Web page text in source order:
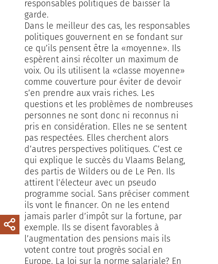
responsables politiques de baisser la
garde.
Dans le meilleur des cas, les responsables
politiques gouvernent en se fondant sur
ce qu’ils pensent être la «moyenne». Ils
espèrent ainsi récolter un maximum de
voix. Ou ils utilisent la «classe moyenne»
comme couverture pour éviter de devoir
s’en prendre aux vrais riches. Les
questions et les problèmes de nombreuses
personnes ne sont donc ni reconnus ni
pris en considération. Elles ne se sentent
pas respectées. Elles cherchent alors
d’autres perspectives politiques. C’est ce
qui explique le succès du Vlaams Belang,
des partis de Wilders ou de Le Pen. Ils
attirent l’électeur avec un pseudo
programme social. Sans préciser comment
ils vont le financer. On ne les entend
jamais parler d’impôt sur la fortune, par
exemple. Ils se disent favorables à
l’augmentation des pensions mais ils
votent contre tout progrès social en
Europe. La loi sur la norme salariale? En